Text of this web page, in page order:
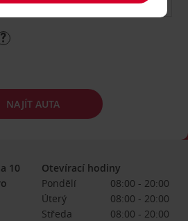
NAJÍT AUTA
10
Otevírací hodiny
Pondělí
08:00 - 20:00
Úterý
08:00 - 20:00
Středa
08:00 - 20:00